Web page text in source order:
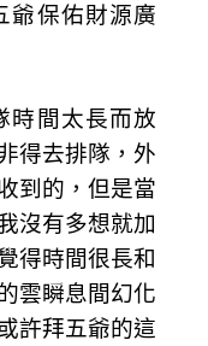
爺保佑財源廣
時間太長而放
得去排隊，外
到的，但是當
沒有多想就加
得時間很長和
雲瞬息間幻化
許拜五爺的這